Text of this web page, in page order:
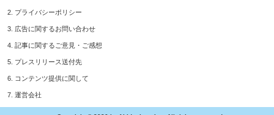
2. プライバシーポリシー
3. 広告に関するお問い合わせ
4. 記事に関するご意見・ご感想
5. プレスリリース送付先
6. コンテンツ提供に関して
7. 運営会社